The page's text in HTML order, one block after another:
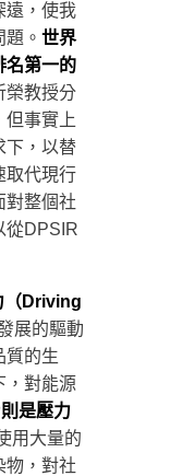
遠，使我
。 世界
名第一的
榮教授分
但事實上
下，以替
取代現行
對整個社
從DPSIR
（Driving
展的驅動
質的生
，對能源
則是壓力
用大量的
物，對社